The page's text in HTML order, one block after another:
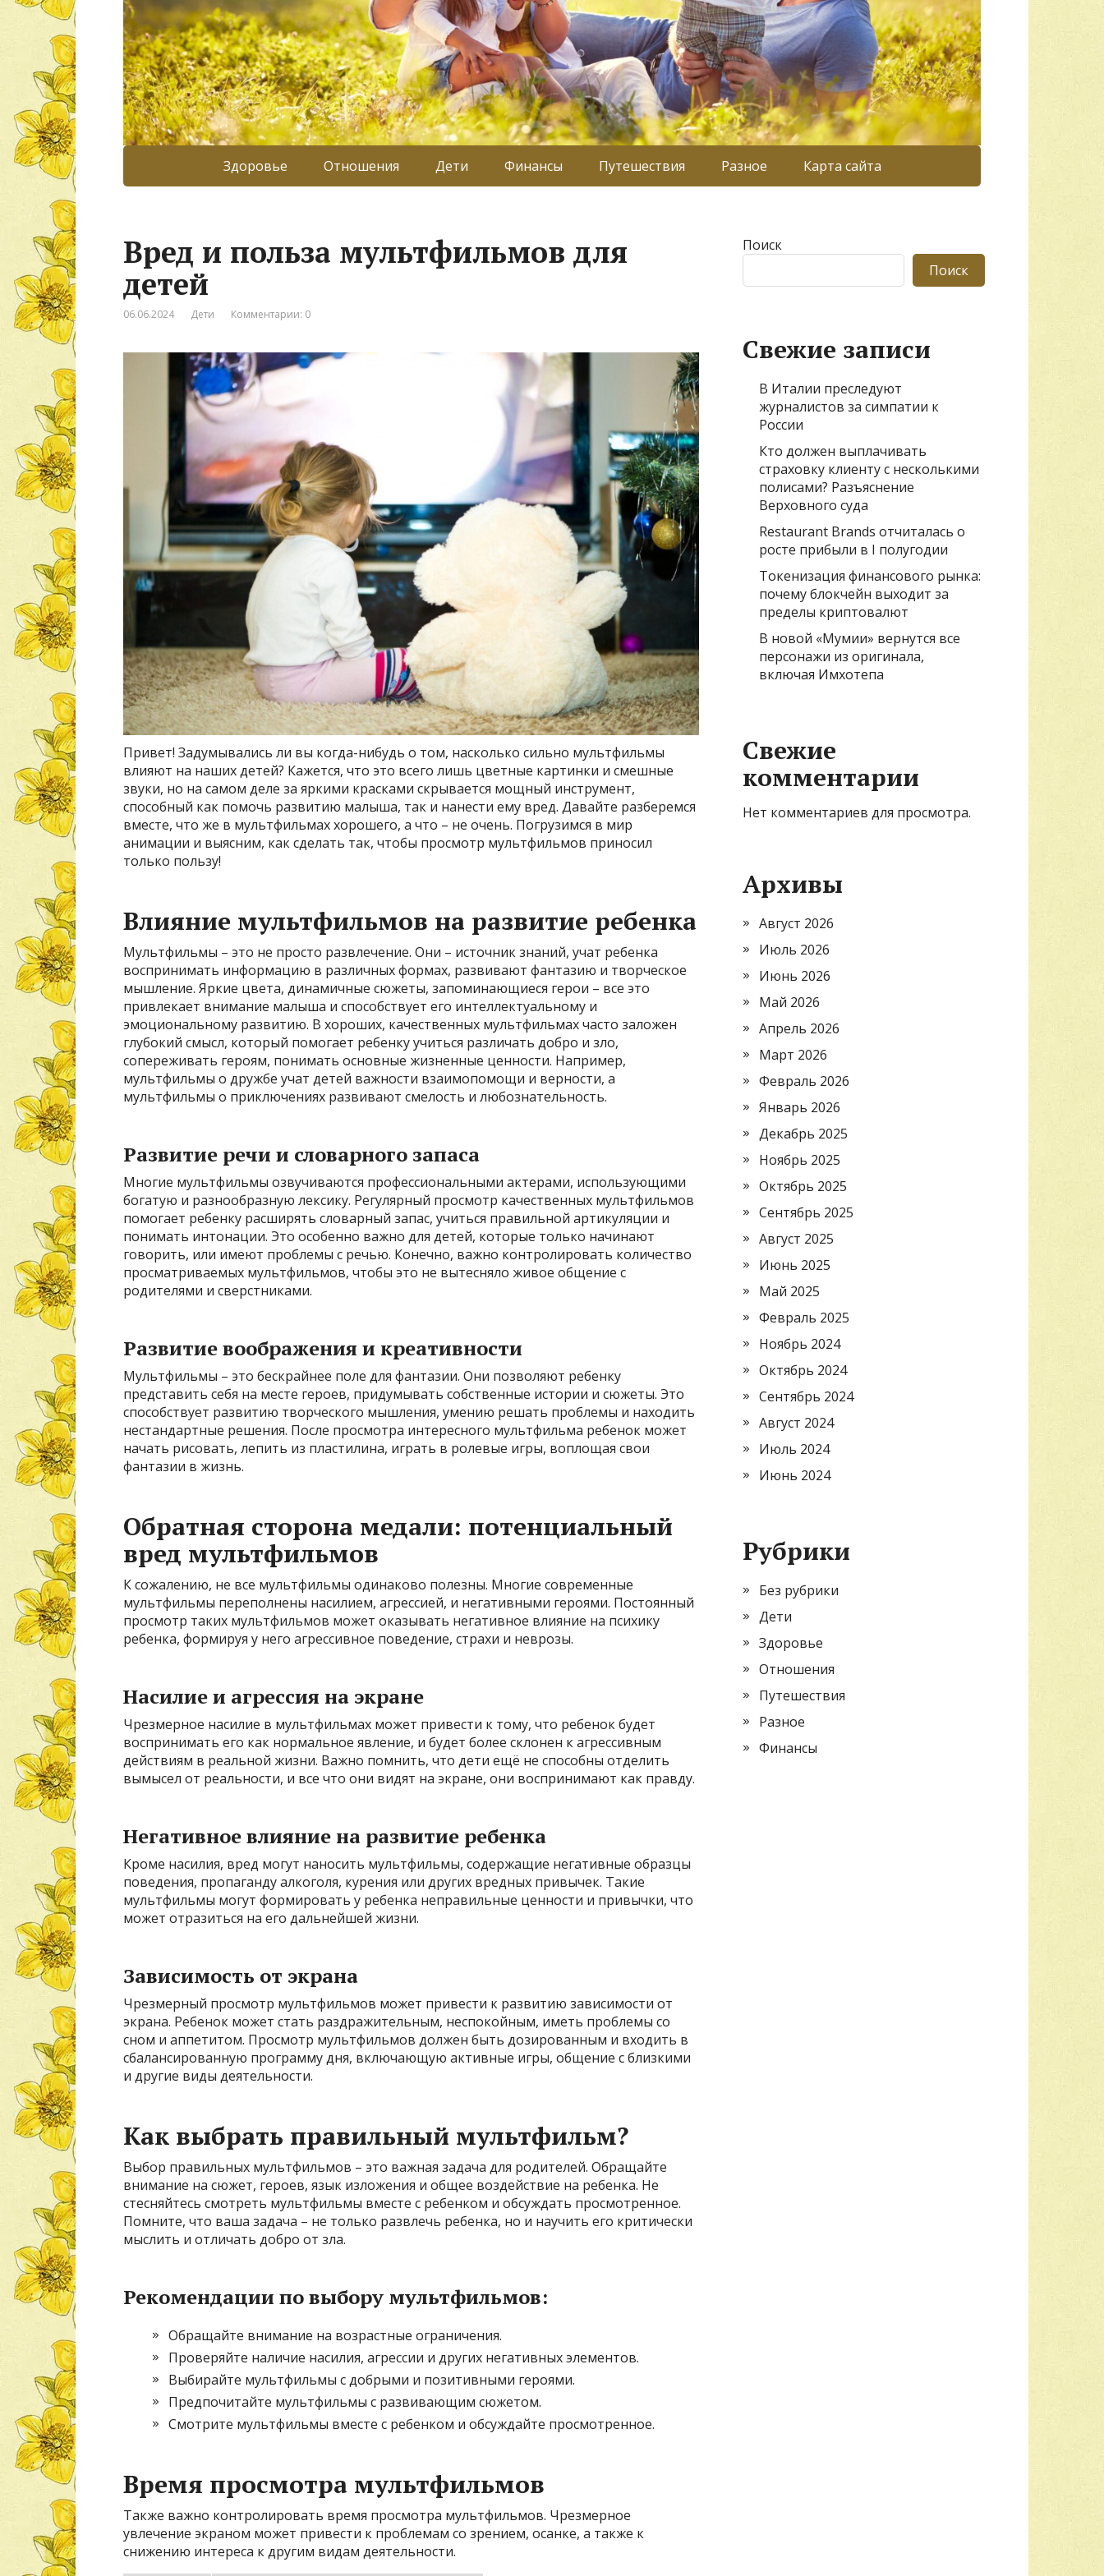
Здоровье Отношения Дети Финансы Путешествия Разное Карта сайта
Вред и польза мультфильмов для
детей
06.06.2024 Дети Комментарии: 0
Привет! Задумывались ли вы когда-нибудь о том, насколько сильно мультфильмы
влияют на наших детей? Кажется, что это всего лишь цветные картинки и смешные
звуки, но на самом деле за яркими красками скрывается мощный инструмент,
способный как помочь развитию малыша, так и нанести ему вред. Давайте разберемся
вместе, что же в мультфильмах хорошего, а что – не очень. Погрузимся в мир
анимации и выясним, как сделать так, чтобы просмотр мультфильмов приносил
только пользу!
Влияние мультфильмов на развитие ребенка
Мультфильмы – это не просто развлечение. Они – источник знаний, учат ребенка
воспринимать информацию в различных формах, развивают фантазию и творческое
мышление. Яркие цвета, динамичные сюжеты, запоминающиеся герои – все это
привлекает внимание малыша и способствует его интеллектуальному и
эмоциональному развитию. В хороших, качественных мультфильмах часто заложен
глубокий смысл, который помогает ребенку учиться различать добро и зло,
сопереживать героям, понимать основные жизненные ценности. Например,
мультфильмы о дружбе учат детей важности взаимопомощи и верности, а
мультфильмы о приключениях развивают смелость и любознательность.
Развитие речи и словарного запаса
Многие мультфильмы озвучиваются профессиональными актерами, использующими
богатую и разнообразную лексику. Регулярный просмотр качественных мультфильмов
помогает ребенку расширять словарный запас, учиться правильной артикуляции и
понимать интонации. Это особенно важно для детей, которые только начинают
говорить, или имеют проблемы с речью. Конечно, важно контролировать количество
просматриваемых мультфильмов, чтобы это не вытесняло живое общение с
родителями и сверстниками.
Развитие воображения и креативности
Мультфильмы – это бескрайнее поле для фантазии. Они позволяют ребенку
представить себя на месте героев, придумывать собственные истории и сюжеты. Это
способствует развитию творческого мышления, умению решать проблемы и находить
нестандартные решения. После просмотра интересного мультфильма ребенок может
начать рисовать, лепить из пластилина, играть в ролевые игры, воплощая свои
фантазии в жизнь.
Обратная сторона медали: потенциальный
вред мультфильмов
К сожалению, не все мультфильмы одинаково полезны. Многие современные
мультфильмы переполнены насилием, агрессией, и негативными героями. Постоянный
просмотр таких мультфильмов может оказывать негативное влияние на психику
ребенка, формируя у него агрессивное поведение, страхи и неврозы.
Насилие и агрессия на экране
Чрезмерное насилие в мультфильмах может привести к тому, что ребенок будет
воспринимать его как нормальное явление, и будет более склонен к агрессивным
действиям в реальной жизни. Важно помнить, что дети ещё не способны отделить
вымысел от реальности, и все что они видят на экране, они воспринимают как правду.
Негативное влияние на развитие ребенка
Кроме насилия, вред могут наносить мультфильмы, содержащие негативные образцы
поведения, пропаганду алкоголя, курения или других вредных привычек. Такие
мультфильмы могут формировать у ребенка неправильные ценности и привычки, что
может отразиться на его дальнейшей жизни.
Зависимость от экрана
Чрезмерный просмотр мультфильмов может привести к развитию зависимости от
экрана. Ребенок может стать раздражительным, неспокойным, иметь проблемы со
сном и аппетитом. Просмотр мультфильмов должен быть дозированным и входить в
сбалансированную программу дня, включающую активные игры, общение с близкими
и другие виды деятельности.
Как выбрать правильный мультфильм?
Выбор правильных мультфильмов – это важная задача для родителей. Обращайте
внимание на сюжет, героев, язык изложения и общее воздействие на ребенка. Не
стесняйтесь смотреть мультфильмы вместе с ребенком и обсуждать просмотренное.
Помните, что ваша задача – не только развлечь ребенка, но и научить его критически
мыслить и отличать добро от зла.
Рекомендации по выбору мультфильмов:
Обращайте внимание на возрастные ограничения.
Проверяйте наличие насилия, агрессии и других негативных элементов.
Выбирайте мультфильмы с добрыми и позитивными героями.
Предпочитайте мультфильмы с развивающим сюжетом.
Смотрите мультфильмы вместе с ребенком и обсуждайте просмотренное.
Время просмотра мультфильмов
Также важно контролировать время просмотра мультфильмов. Чрезмерное
увлечение экраном может привести к проблемам со зрением, осанке, а также к
снижению интереса к другим видам деятельности.
Поиск
Поиск
Свежие записи
В Италии преследуют
журналистов за симпатии к
России
Кто должен выплачивать
страховку клиенту с несколькими
полисами? Разъяснение
Верховного суда
Restaurant Brands отчиталась о
росте прибыли в I полугодии
Токенизация финансового рынка:
почему блокчейн выходит за
пределы криптовалют
В новой «Мумии» вернутся все
персонажи из оригинала,
включая Имхотепа
Свежие
комментарии
Нет комментариев для просмотра.
Архивы
Август 2026
Июль 2026
Июнь 2026
Май 2026
Апрель 2026
Март 2026
Февраль 2026
Январь 2026
Декабрь 2025
Ноябрь 2025
Октябрь 2025
Сентябрь 2025
Август 2025
Июнь 2025
Май 2025
Февраль 2025
Ноябрь 2024
Октябрь 2024
Сентябрь 2024
Август 2024
Июль 2024
Июнь 2024
Рубрики
Без рубрики
Дети
Здоровье
Отношения
Путешествия
Разное
Финансы